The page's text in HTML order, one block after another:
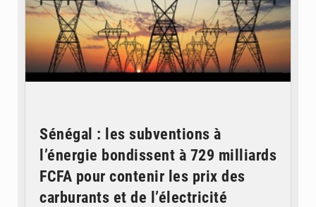
Sénégal : les subventions à
l’énergie bondissent à 729 milliards
FCFA pour contenir les prix des
carburants et de l’électricité